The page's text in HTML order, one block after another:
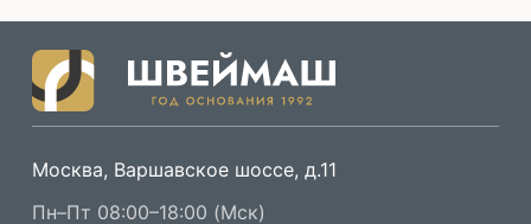
Москва, Варшавское шоссе, д.11
Пн–Пт 08:00–18:00 (Мск)